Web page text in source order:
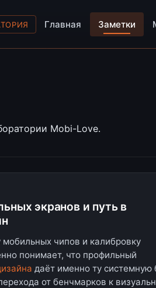
Главная Заметки
Mobi-Love.
экранов и путь в
мобильных чипов и калибровку
понимает, что профильный
даёт именно ту системную
от бенчмарков к